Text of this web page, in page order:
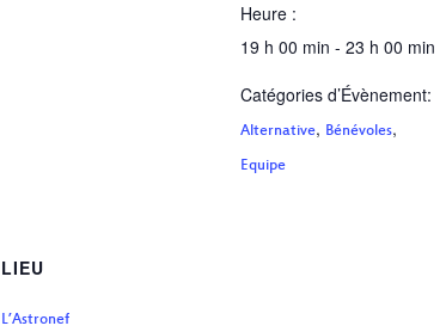
Heure :
19 h 00 min - 23 h 00 min
Catégories d’Évènement:
Alternative, Bénévoles,
Equipe
LIEU
L’Astronef